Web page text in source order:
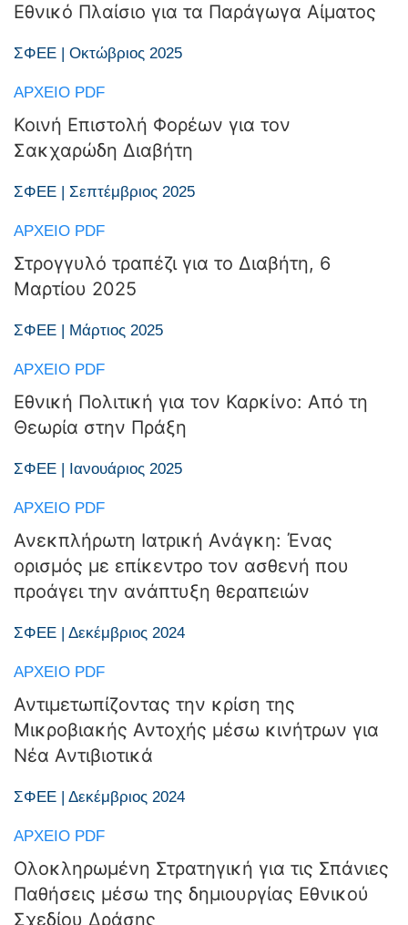
Εθνικό Πλαίσιο για τα Παράγωγα Αίματος
ΣΦΕΕ | Οκτώβριος 2025
ΑΡΧΕΊΟ PDF
Κοινή Επιστολή Φορέων για τον
Σακχαρώδη Διαβήτη
ΣΦΕΕ | Σεπτέμβριος 2025
ΑΡΧΕΊΟ PDF
Στρογγυλό τραπέζι για το Διαβήτη, 6
Μαρτίου 2025
ΣΦΕΕ | Μάρτιος 2025
ΑΡΧΕΊΟ PDF
Εθνική Πολιτική για τον Καρκίνο: Από τη
Θεωρία στην Πράξη
ΣΦΕΕ | Ιανουάριος 2025
ΑΡΧΕΊΟ PDF
Ανεκπλήρωτη Ιατρική Ανάγκη: Ένας
ορισμός με επίκεντρο τον ασθενή που
προάγει την ανάπτυξη θεραπειών
ΣΦΕΕ | Δεκέμβριος 2024
ΑΡΧΕΊΟ PDF
Αντιμετωπίζοντας την κρίση της
Μικροβιακής Αντοχής μέσω κινήτρων για
Νέα Αντιβιοτικά
ΣΦΕΕ | Δεκέμβριος 2024
ΑΡΧΕΊΟ PDF
Ολοκληρωμένη Στρατηγική για τις Σπάνιες
Παθήσεις μέσω της δημιουργίας Εθνικού
Σχεδίου Δράσης